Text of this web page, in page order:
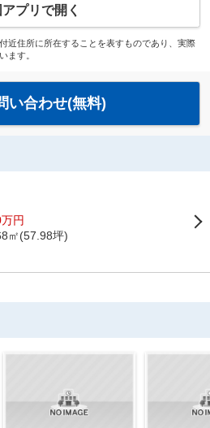
プリで開く
近住所に所在することを表すものであり、実際
ます。
い合わせ(無料)
円
㎡(57.98坪)